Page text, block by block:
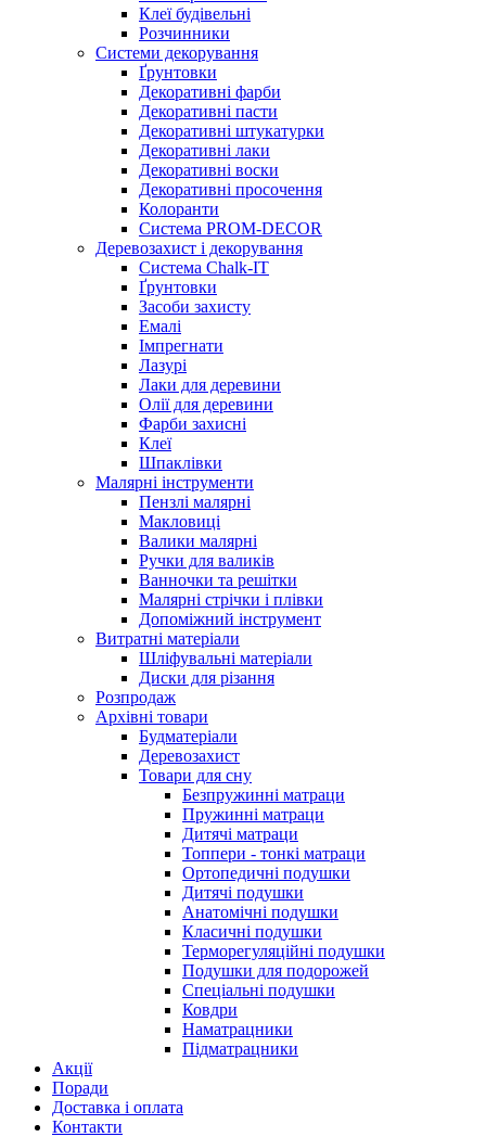
Клеї будівельні
Розчинники
Системи декорування
Ґрунтовки
Декоративні фарби
Декоративні пасти
Декоративні штукатурки
Декоративні лаки
Декоративні воски
Декоративні просочення
Колоранти
Система PROM-DECOR
Деревозахист і декорування
Система Chalk-IT
Ґрунтовки
Засоби захисту
Емалі
Імпрегнати
Лазурі
Лаки для деревини
Олії для деревини
Фарби захисні
Клеї
Шпаклівки
Малярні інструменти
Пензлі малярні
Макловиці
Валики малярні
Ручки для валиків
Ванночки та решітки
Малярні стрічки і плівки
Допоміжний інструмент
Витратні матеріали
Шліфувальні матеріали
Диски для різання
Розпродаж
Архівні товари
Будматеріали
Деревозахист
Товари для сну
Безпружинні матраци
Пружинні матраци
Дитячі матраци
Топпери - тонкі матраци
Ортопедичні подушки
Дитячі подушки
Анатомічні подушки
Класичні подушки
Терморегуляційні подушки
Подушки для подорожей
Спеціальні подушки
Ковдри
Наматрацники
Підматрацники
Акції
Поради
Доставка і оплата
Контакти